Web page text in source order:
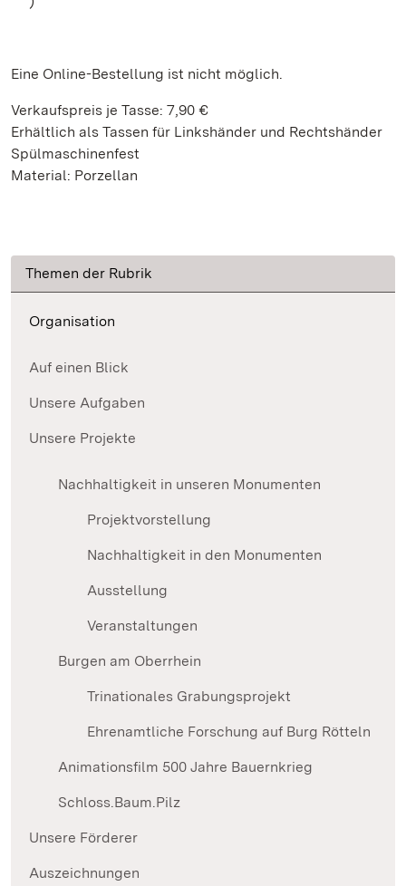
Eine Online-Bestellung ist nicht möglich.
Verkaufspreis je Tasse: 7,90 €
Erhältlich als Tassen für Linkshänder und Rechtshänder
Spülmaschinenfest
Material: Porzellan
Themen der Rubrik
Organisation
Auf einen Blick
Unsere Aufgaben
Unsere Projekte
Nachhaltigkeit in unseren Monumenten
Projektvorstellung
Nachhaltigkeit in den Monumenten
Ausstellung
Veranstaltungen
Burgen am Oberrhein
Trinationales Grabungsprojekt
Ehrenamtliche Forschung auf Burg Rötteln
Animationsfilm 500 Jahre Bauernkrieg
Schloss.Baum.Pilz
Unsere Förderer
Auszeichnungen